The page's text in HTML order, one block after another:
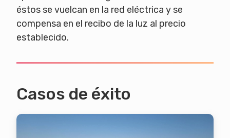
éstos se vuelcan en la red eléctrica y se
compensa en el recibo de la luz al precio
establecido.
Casos de éxito